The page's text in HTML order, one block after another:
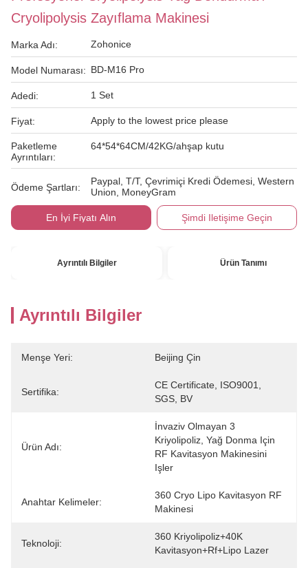
Cryolipolysis Zayıflama Makinesi
Marka Adı: Zohonice
Model Numarası: BD-M16 Pro
Adedi: 1 Set
Fiyat: Apply to the lowest price please
Paketleme
Ayrıntıları:
64*54*64CM/42KG/ahşap kutu
Ödeme Şartları:
Paypal, T/T, Çevrimiçi Kredi Ödemesi, Western
Union, MoneyGram
En İyi Fiyatı Alın Şimdi Iletişime Geçin
Ayrıntılı Bilgiler Ürün Tanımı
Ayrıntılı Bilgiler
Menşe Yeri: Beijing Çin
Sertifika:
CE Certificate, ISO9001,
SGS, BV
Ürün Adı:
İnvaziv Olmayan 3
Kriyolipoliz, Yağ Donma Için
RF Kavitasyon Makinesini
Işler
Anahtar Kelimeler:
360 Cryo Lipo Kavitasyon RF
Makinesi
Teknoloji:
360 Kriyolipoliz+40K
Kavitasyon+rf+lipo Lazer